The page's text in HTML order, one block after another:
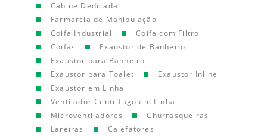
Cabine Dedicada
Farmarcia de Manipulação
Coifa Industrial
Coifa com Filtro
Coifas
Exaustor de Banheiro
Exaustor para Banheiro
Exaustor para Toalet
Exaustor Inline
Exaustor em Linha
Ventilador Centrifugo em Linha
Microventiladores
Churrasqueiras
Lareiras
Calefatores